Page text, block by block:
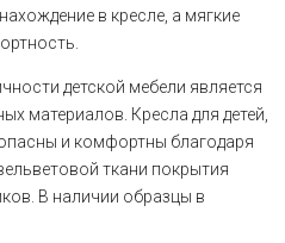
в кресле, а мягкие
детской мебели является
материалов. Кресла для детей,
и комфортны благодаря
ткани покрытия
В наличии образцы в